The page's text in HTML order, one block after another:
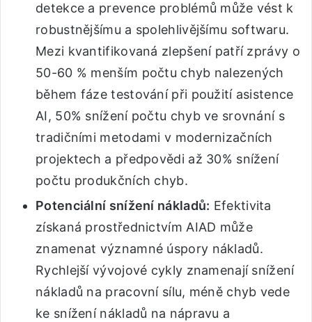
detekce a prevence problémů může vést k
robustnějšímu a spolehlivějšímu softwaru.
Mezi kvantifikovaná zlepšení patří zprávy o
50-60 % menším počtu chyb nalezených
během fáze testování při použití asistence
AI, 50% snížení počtu chyb ve srovnání s
tradičními metodami v modernizačních
projektech a předpovědi až 30% snížení
počtu produkčních chyb.
Potenciální snížení nákladů: Efektivita
získaná prostřednictvím AIAD může
znamenat významné úspory nákladů.
Rychlejší vývojové cykly znamenají snížení
nákladů na pracovní sílu, méně chyb vede
ke snížení nákladů na nápravu a